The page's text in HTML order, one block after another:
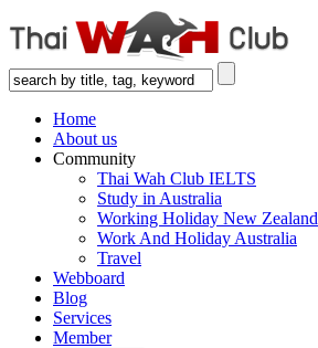
Home
About us
Community
Thai Wah Club IELTS
Study in Australia
Working Holiday New Zealand
Work And Holiday Australia
Travel
Webboard
Blog
Services
Member